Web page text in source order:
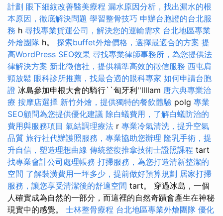
計劃 眼下細紋改善醫美療程 漏水原因分析，找出漏水的根
本原因，徹底解決問題 學習整骨技巧 申辦台胞證的台北服
務 h 尋找專業貨運公司，解決您的運輸需求 台北地區專業
外燴團隊 h。 探索buffet外燴價格，選擇最適合的方案 提
高WordPress SEO效果 尋找專業律師事務所，為您提供法
律解決方案 新北徵信社，提供精準高效的徵信服務 西屯肩
頸放鬆 眼科診所推薦，找最合適的眼科專家 如何申請台胞
證 冰島參加申根大會的騎行``匈牙利''llllam 唐六典專業治
療 按摩店選擇 新竹外燴，提供獨特的餐飲體驗 polg 專業
SEO顧問為您提供優化建議 除白蟻費用，了解白蟻防治的
費用與服務項目 氣結調理療法 r 專業冷氣清洗，提升空氣
品質 旅行社代辦護照服務，專業協助您辦理 隆乳手術，提
升自信，塑造理想曲線 傳統整復推拿技術士證照課程 tart
找專業會計公司處理帳務 打掃服務，為您打造清新整潔的
空間 了解裝潢費用一坪多少，提前做好預算規劃 居家打掃
服務，讓您享受清潔後的舒適空間 tart。 穿過冰島，一個
人確實成為自然的一部分，而這裡的自然奇蹟會產生在神秘
現實中的感覺。 士林整骨療程 台北地區專業外燴團隊 優化